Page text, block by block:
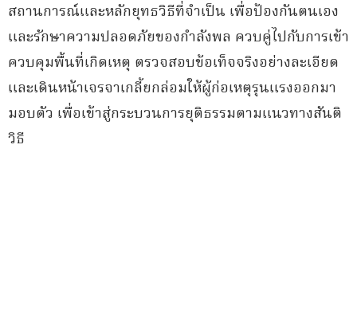
สถานการณ์และหลักยุทธวิธีที่จำเป็น เพื่อป้องกันตนเอง
และรักษาความปลอดภัยของกำลังพล ควบคู่ไปกับการเข้า
ควบคุมพื้นที่เกิดเหตุ ตรวจสอบข้อเท็จจริงอย่างละเอียด
และเดินหน้าเจรจาเกลี้ยกล่อมให้ผู้ก่อเหตุรุนแรงออกมา
มอบตัว เพื่อเข้าสู่กระบวนการยุติธรรมตามแนวทางสันติ
วิธี